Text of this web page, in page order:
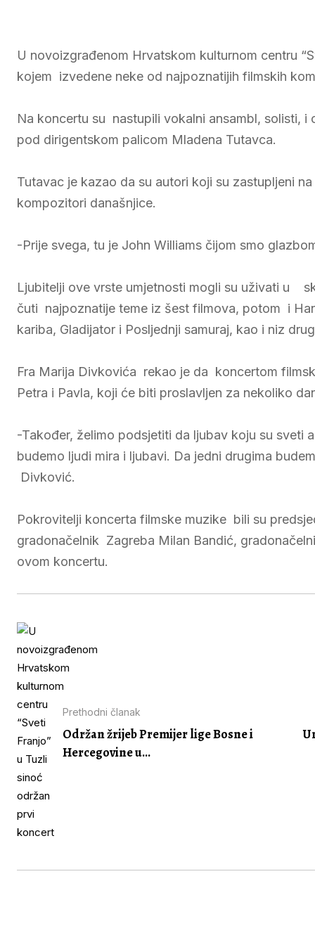
U novoizgrađenom Hrvatskom kulturnom centru
kojem izvedene neke od najpoznatijih filmskih
Na koncertu su nastupili vokalni ansambl, solisti,
pod dirigentskom palicom Mladena Tutavca.
Tutavac je kazao da su autori koji su zastupljeni
kompozitori današnjice.
-Prije svega, tu je John Williams čijom smo
Ljubitelji ove vrste umjetnosti mogli su uživati u
čuti najpoznatije teme iz šest filmova, potom i
kariba, Gladijator i Posljednji samuraj, kao i niz
Fra Marija Divkovića rekao je da koncertom
Petra i Pavla, koji će biti proslavljen za nekoliko
-Također, želimo podsjetiti da ljubav koju su sveti
budemo ljudi mira i ljubavi. Da jedni drugima
Divković.
Pokrovitelji koncerta filmske muzike bili su
gradonačelnik Zagreba Milan Bandić,
ovom koncertu.
Prethodni članak
Održan žrijeb Premijer lige Bosne i
Hercegovine u...